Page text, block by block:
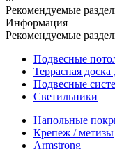
Рекомендуемые
Информация
Рекомендуемые
Подвесные
Террасная
Подвесные
Светильники
Напольные
Крепеж / метизы
Armstrong